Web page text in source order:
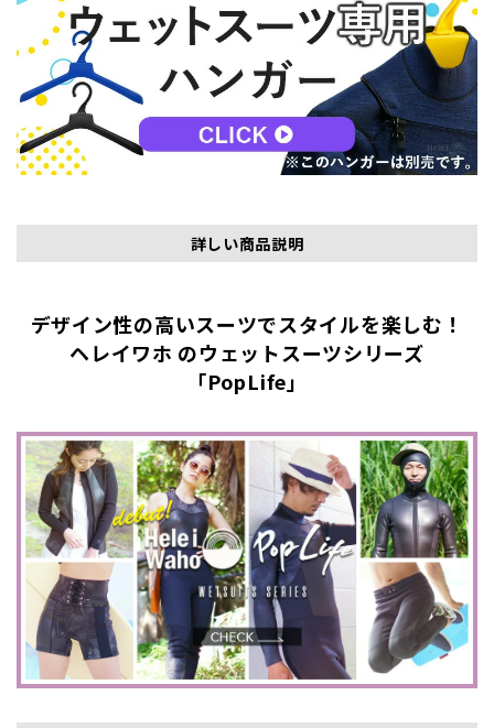
詳しい商品説明
デザイン性の高いスーツでスタイルを楽しむ！
ヘレイワホ のウェットスーツシリーズ
「PopLife」